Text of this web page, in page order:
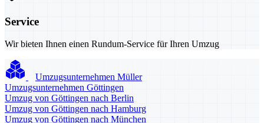
Service
Wir bieten Ihnen einen Rundum-Service für Ihren Umzug
Umzugsunternehmen Müller
Umzugsunternehmen Göttingen
Umzug von Göttingen nach Berlin
Umzug von Göttingen nach Hamburg
Umzug von Göttingen nach München